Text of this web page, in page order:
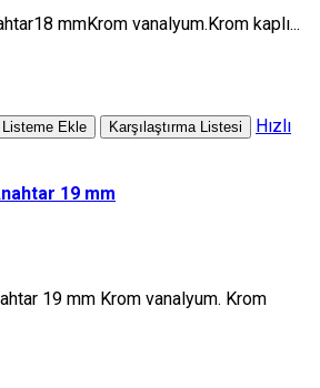
mmKrom vanalyum.Krom kaplı...
Listeme Ekle Karşılaştırma Listesi
Hızlı
19 mm
19 mm Krom vanalyum. Krom